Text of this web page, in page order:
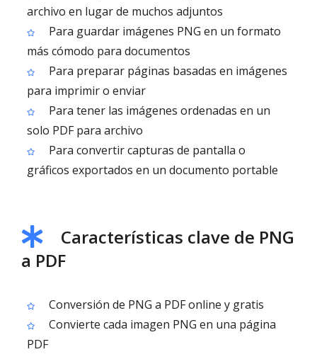
archivo en lugar de muchos adjuntos
Para guardar imágenes PNG en un formato
más cómodo para documentos
Para preparar páginas basadas en imágenes
para imprimir o enviar
Para tener las imágenes ordenadas en un
solo PDF para archivo
Para convertir capturas de pantalla o
gráficos exportados en un documento portable
Características clave de PNG
a PDF
Conversión de PNG a PDF online y gratis
Convierte cada imagen PNG en una página
PDF